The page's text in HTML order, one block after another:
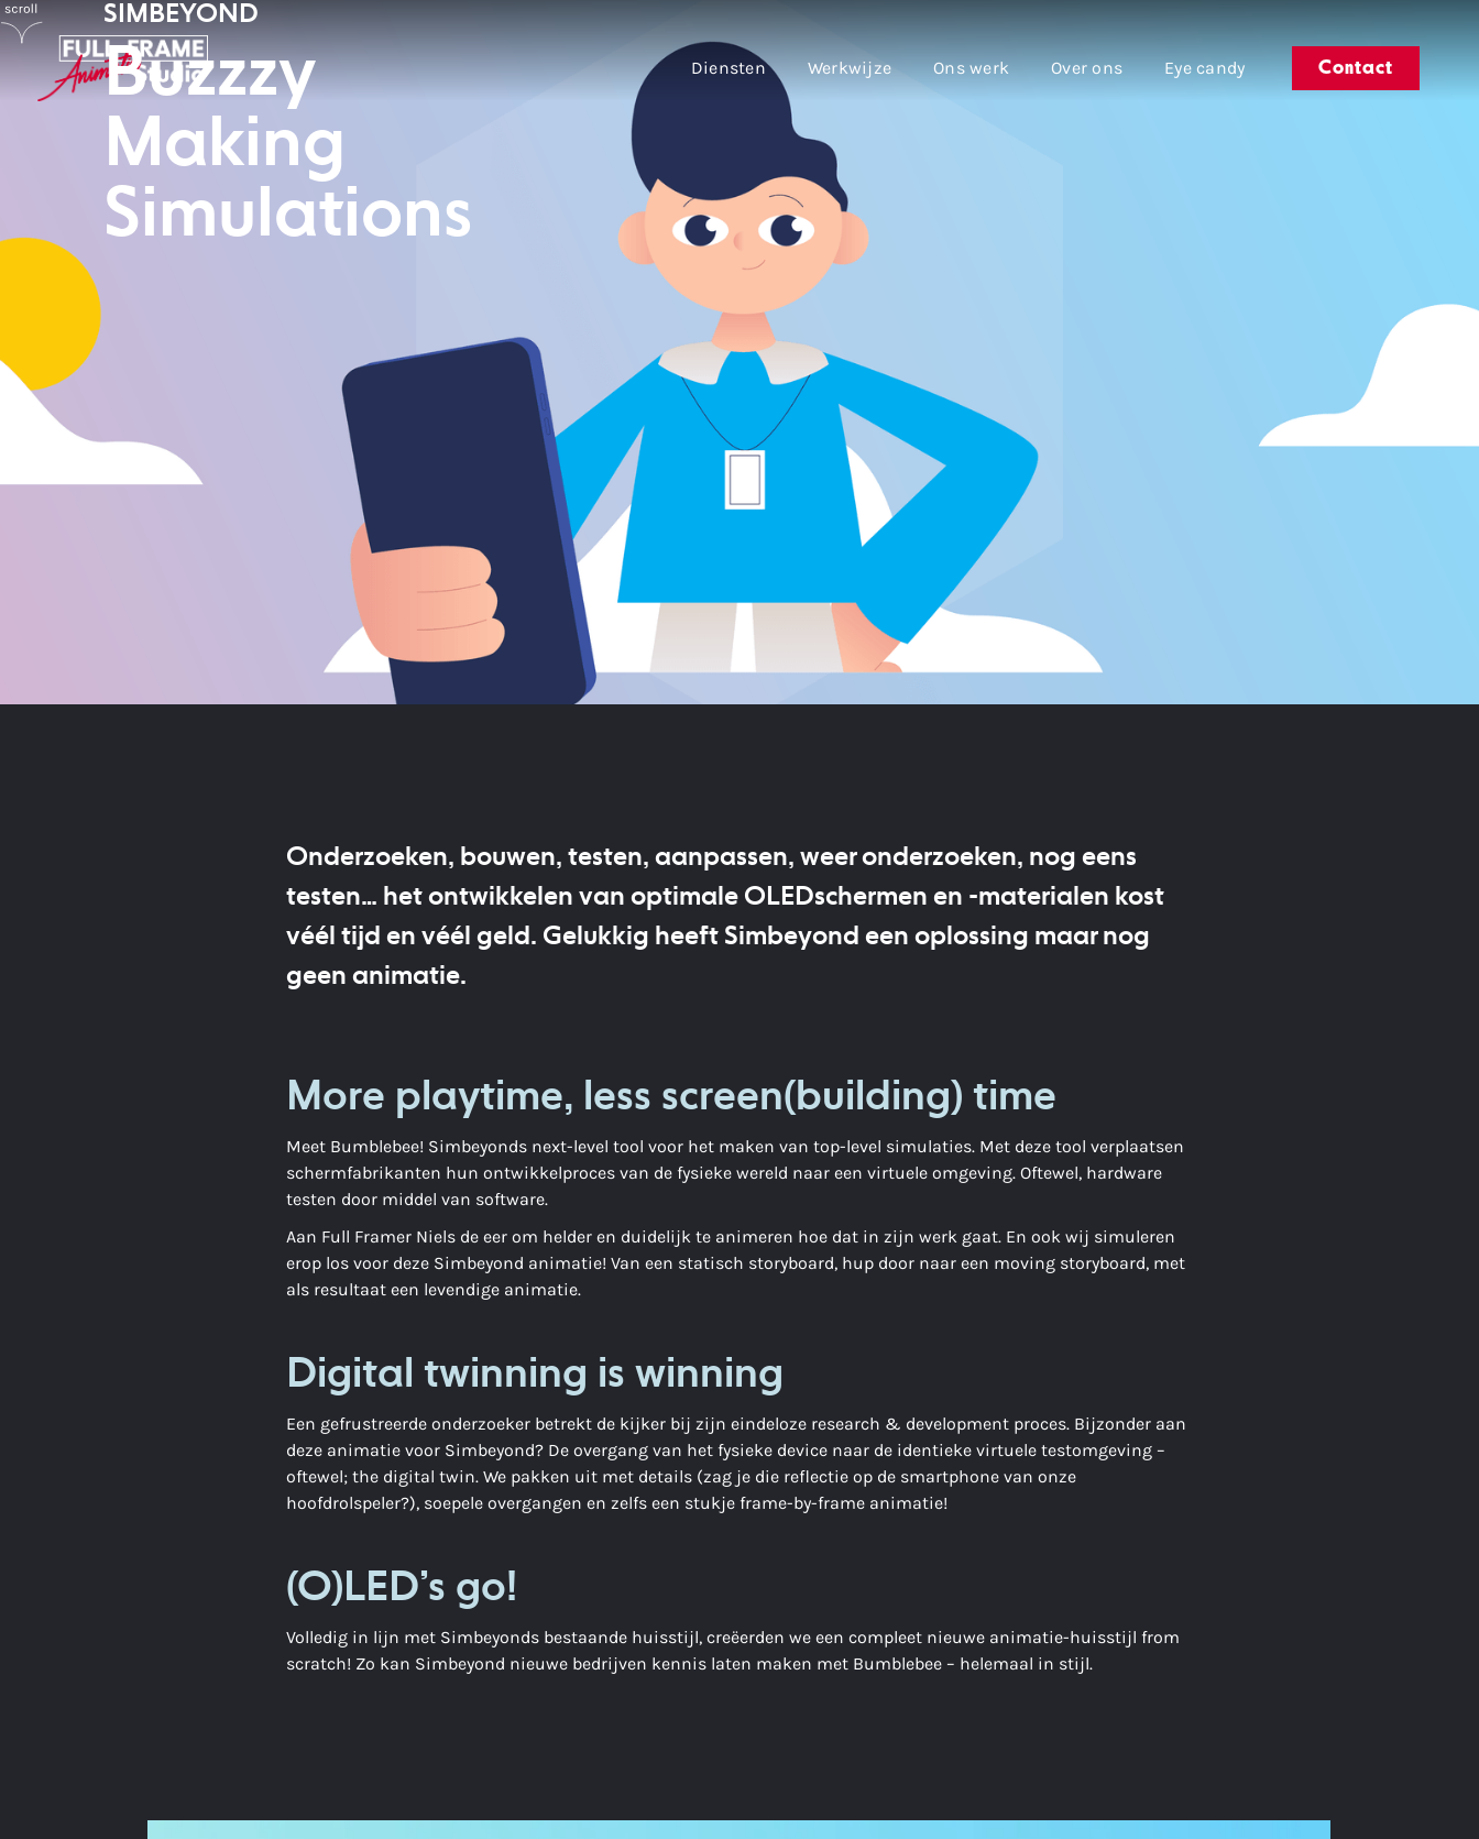
Diensten Werkwijze Ons werk Over ons Eye candy Contact
SIMBEYOND
Buzzzy
Making
Simulations
Onderzoeken, bouwen, testen, aanpassen, weer onderzoeken, nog eens
testen… het ontwikkelen van optimale OLEDschermen en -materialen kost
véél tijd en véél geld. Gelukkig heeft Simbeyond een oplossing maar nog
geen animatie.
More playtime, less screen(building) time
Meet Bumblebee! Simbeyonds next-level tool voor het maken van top-level simulaties. Met deze tool verplaatsen
schermfabrikanten hun ontwikkelproces van de fysieke wereld naar een virtuele omgeving. Oftewel, hardware
testen door middel van software.
Aan Full Framer Niels de eer om helder en duidelijk te animeren hoe dat in zijn werk gaat. En ook wij simuleren
erop los voor deze Simbeyond animatie! Van een statisch storyboard, hup door naar een moving storyboard, met
als resultaat een levendige animatie.
Digital twinning is winning
Een gefrustreerde onderzoeker betrekt de kijker bij zijn eindeloze research & development proces. Bijzonder aan
deze animatie voor Simbeyond? De overgang van het fysieke device naar de identieke virtuele testomgeving –
oftewel; the digital twin. We pakken uit met details (zag je die reflectie op de smartphone van onze
hoofdrolspeler?), soepele overgangen en zelfs een stukje frame-by-frame animatie!
(O)LED’s go!
Volledig in lijn met Simbeyonds bestaande huisstijl, creëerden we een compleet nieuwe animatie-huisstijl from
scratch! Zo kan Simbeyond nieuwe bedrijven kennis laten maken met Bumblebee – helemaal in stijl.